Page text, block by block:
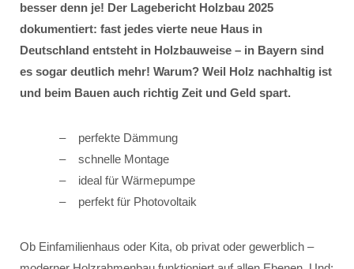
besser denn je! Der Lagebericht Holzbau 2025
dokumentiert: fast jedes vierte neue Haus in
Deutschland entsteht in Holzbauweise – in Bayern sind
es sogar deutlich mehr! Warum? Weil Holz nachhaltig ist
und beim Bauen auch richtig Zeit und Geld spart.
perfekte Dämmung
schnelle Montage
ideal für Wärmepumpe
perfekt für Photovoltaik
Ob Einfamilienhaus oder Kita, ob privat oder gewerblich –